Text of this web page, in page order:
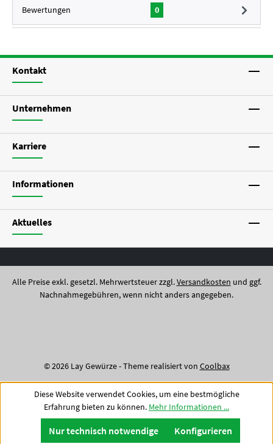
Bewertungen 0
Kontakt
Unternehmen
Karriere
Informationen
Aktuelles
Alle Preise exkl. gesetzl. Mehrwertsteuer zzgl.Versandkosten und ggf.
Nachnahmegebühren, wenn nicht anders angegeben.
© 2026 Lay Gewürze - Theme realisiert von Coolbax
Diese Website verwendet Cookies, um eine bestmögliche
Erfahrung bieten zu können. Mehr Informationen ...
Nur technisch notwendige Konfigurieren